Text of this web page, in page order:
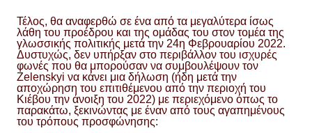
Τέλος, θα αναφερθώ σε ένα από τα μεγαλύτερα ίσως
λάθη του προέδρου και της ομάδας του στον τομέα της
γλωσσικής πολιτικής μετά την 24η Φεβρουαρίου 2022.
Δυστυχώς, δεν υπήρξαν στο περιβάλλον του ισχυρές
φωνές που θα μπορούσαν να συμβουλέψουν τον
Zelenskyi να κάνει μια δήλωση (ήδη μετά την
αποχώρηση του επιτιθέμενου από την περιοχή του
Κιέβου την άνοιξη του 2022) με περιεχόμενο όπως το
παρακάτω, ξεκινώντας με έναν από τους αγαπημένους
του τρόπους προσφώνησης: